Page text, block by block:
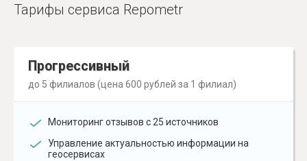
Тарифы сервиса Repometr
Прогрессивный
до 5 филиалов (цена 600 рублей за 1 филиал)
Мониторинг отзывов с 25 источников
Управление актуальностью информации на
геосервисах